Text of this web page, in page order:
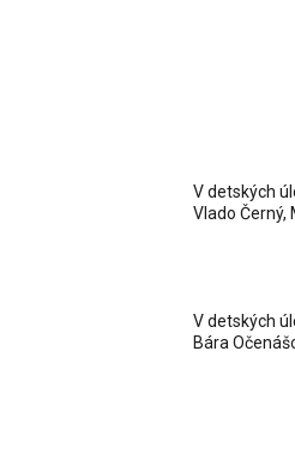
V detských
Vlado Černý,
V detských
Bára